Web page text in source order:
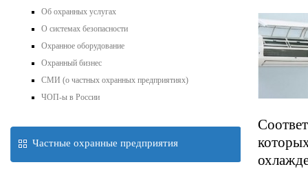
Об охранных услугах
О системах безопасности
Охранное оборудование
Охранный бизнес
СМИ (о частных охранных предприятиях)
ЧОП-ы в России
Частные охранные предприятия